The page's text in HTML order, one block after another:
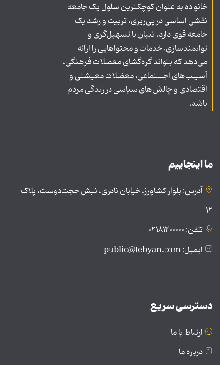
خانواده به عنوان کوچکترین سلول یک جامعه
نقشی اساسی در پی‌ریزی، تربیت و رشد یک
جامعه قوی دارد. تبیان با تسهیل‌گری و
توانمندسازی، خدمات و محتواهایی را ارائه
می‌دهد که بتواند گره‌گشای معضلات فرهنگی،
آسیـب‌های اجــتماعی، معضلات معیشتی و
اقتصادی و چالش‌های سیاسی در زندگی مردم
باشد.
ما اینجاییم
آدرس: بلوار کشاورز، خیابان نادری، نبش حجت‌دوست، پلاک
۱۲
تلفن: ۰۲۱۸۱۲۰۰۰۰۰
ایمیل: public@tebyan.com
دسترسی سریع
ارتباط با ما
درباره ما